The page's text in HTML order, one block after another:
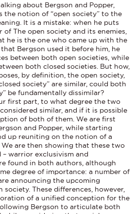
about Bergson and Popper,
notion of “open society” to the
It is a mistake: when he puts
The open society and its enemies,
he is the one who came up with the
Bergson used it before him, he
between both open societies, while
both closed societies. But how,
by definition, the open society,
society” are similar, could both
be fundamentally dissimilar?
first part, to what degree the two
similar, and if it is possible
of both of them. We are first
and Popper, while starting
up reuniting on the notion of a
are then showing that these two
warrior exclusivism and
found in both authors, although
degree of importance: a number of
announcing the upcoming
These differences, however,
of a unified conception for the
Bergson to articulate both